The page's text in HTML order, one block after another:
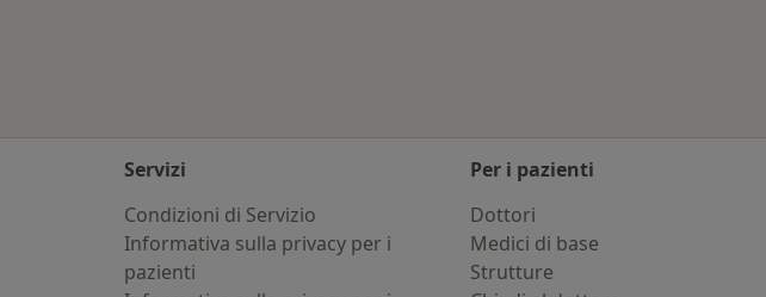
Servizi
Condizioni di Servizio
Informativa sulla privacy per i
pazienti
Per i pazienti
Dottori
Medici di base
Strutture